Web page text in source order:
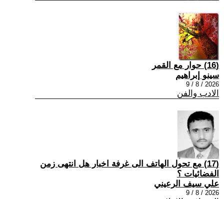
(16) حوار مع القمر
سينو إبراهيم
2026 / 8 / 9
الادب والفن
(17) مع تحول الهاتف الى غرفة اخبار هل انتهى زمن
الفضائيات ؟
علي سيف الرعيني
2026 / 8 / 9